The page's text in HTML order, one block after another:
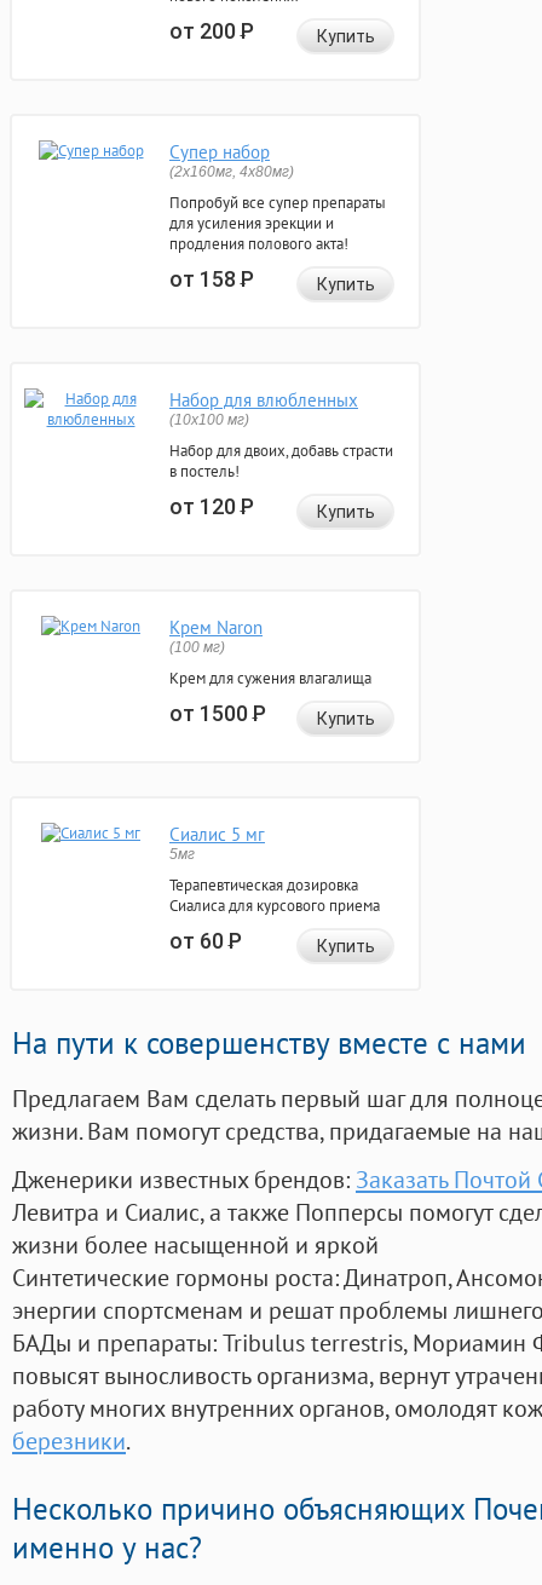
от 200Р Купить
Супер набор
(2х160мг, 4х80мг)
Попробуй все супер препараты
для усиления эрекции и
продления полового акта!
от 158Р Купить
Набор для влюбленных
(10х100 мг)
Набор для двоих, добавь страсти
в постель!
от 120Р Купить
Крем Naron
(100 мг)
Крем для сужения влагалища
от 1500Р Купить
Сиалис 5 мг
5мг
Терапевтическая дозировка
Сиалиса для курсового приема
от 60Р Купить
На пути к совершенству вместе с нами
Предлагаем Вам сделать первый шаг для
жизни. Вам помогут средства, придагаемые на
Дженерики известных брендов: Заказать Почтой
Левитра и Сиалис, а также Попперсы помогут
жизни более насыщенной и яркой
Синтетические гормоны роста: Динатроп,
энергии спортсменам и решат проблемы
БАДы и препараты:Tribulus terrestris, Мориамин
повысят выносливость организма, вернут
работу многих внутренних органов, омолодят
березники.
Несколько причино объясняющих
именно у нас?